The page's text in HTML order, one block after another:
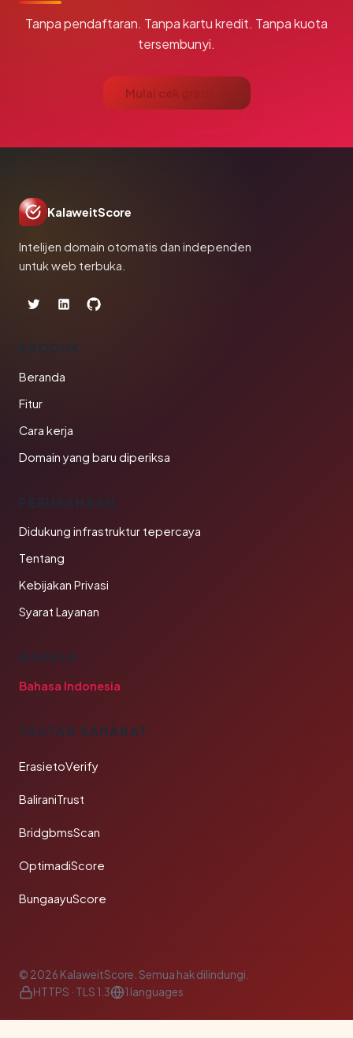
Tanpa pendaftaran. Tanpa kartu kredit. Tanpa kuota
tersembunyi.
Mulai cek gratis →
KalaweitScore
Intelijen domain otomatis dan independen
untuk web terbuka.
PRODUK
Beranda
Fitur
Cara kerja
Domain yang baru diperiksa
PERUSAHAAN
Didukung infrastruktur tepercaya
Tentang
Kebijakan Privasi
Syarat Layanan
BAHASA
Bahasa Indonesia
TAUTAN SAHABAT
ErasietoVerify
BaliraniTrust
BridgbmsScan
OptimadiScore
BungaayuScore
© 2026 KalaweitScore. Semua hak dilindungi.
HTTPS · TLS 1.3
1 languages